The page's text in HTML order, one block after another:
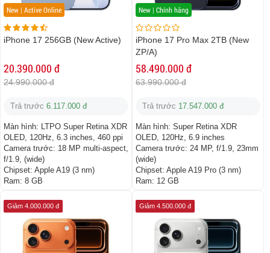
New | Active Online
iPhone 17 256GB (New Active)
20.390.000 đ
24.990.000 đ
Trả trước 6.117.000 đ
Màn hình: LTPO Super Retina XDR
OLED, 120Hz, 6.3 inches, 460 ppi
Camera trước: 18 MP multi-aspect,
f/1.9, (wide)
Chipset: Apple A19 (3 nm)
Ram: 8 GB
New | Chính hãng
iPhone 17 Pro Max 2TB (New
ZP/A)
58.490.000 đ
63.990.000 đ
Trả trước 17.547.000 đ
Màn hình: Super Retina XDR
OLED, 120Hz, 6.9 inches
Camera trước: 24 MP, f/1.9, 23mm
(wide)
Chipset: Apple A19 Pro (3 nm)
Ram: 12 GB
Giảm 4.000.000 đ Giảm 4.500.000 đ